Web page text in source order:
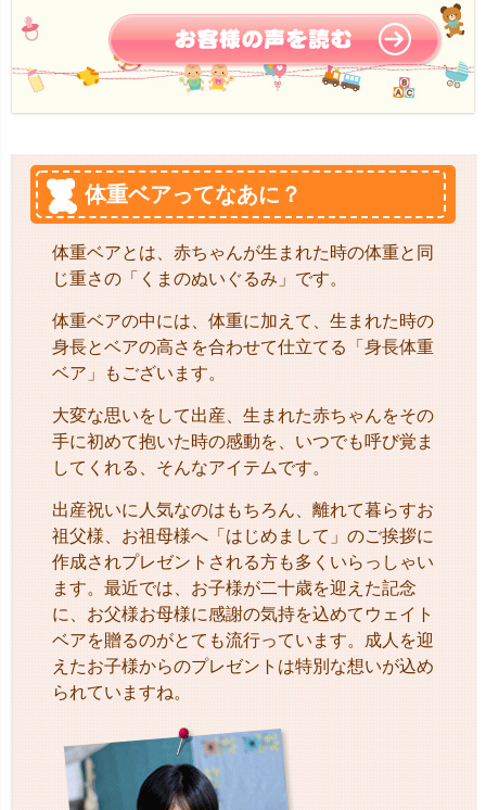
体重ベアってなあに？
体重ベアとは、赤ちゃんが生まれた時の体重と同
じ重さの「くまのぬいぐるみ」です。
体重ベアの中には、体重に加えて、生まれた時の
身長とベアの高さを合わせて仕立てる「身長体重
ベア」もございます。
大変な思いをして出産、生まれた赤ちゃんをその
手に初めて抱いた時の感動を、いつでも呼び覚ま
してくれる、そんなアイテムです。
出産祝いに人気なのはもちろん、離れて暮らすお
祖父様、お祖母様へ「はじめまして」のご挨拶に
作成されプレゼントされる方も多くいらっしゃい
ます。最近では、お子様が二十歳を迎えた記念
に、お父様お母様に感謝の気持を込めてウェイト
ベアを贈るのがとても流行っています。成人を迎
えたお子様からのプレゼントは特別な想いが込め
られていますね。